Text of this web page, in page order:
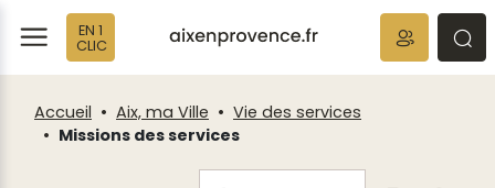
EN 1
CLIC
Accueil Aix, ma Ville
Vie des services
Missions des services
Fenêtre
de
chat
Panneau de gestion des cookies